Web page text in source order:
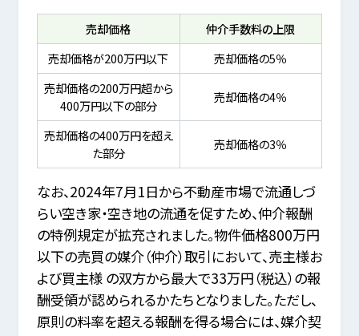
売却価格
仲介手数料の上限
売却価格が200万円以下
売却価格の5％
売却価格の200万円超から
400万円以下の部分
売却価格の4％
売却価格の400万円を超え
た部分
売却価格の3％
なお、2024年7月1日から不動産市場で流通しづ
らい空き家・空き地の流通を促すため、仲介報酬
の特例規定が拡充されました。物件価格800万円
以下の売買の媒介（仲介）取引において、売主様お
よび買主様 の双方から最大で33万円（税込）の報
酬受領が認められるかたちとなりました。ただし、
原則の料率を超える報酬を得る場合には、媒介契